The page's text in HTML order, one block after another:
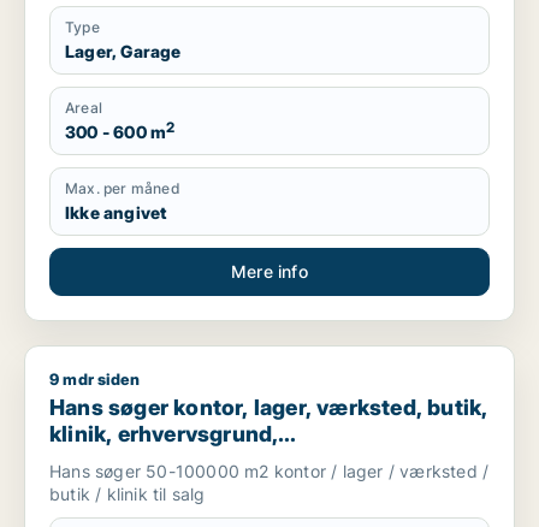
Type
Lager, Garage
Areal
300 - 600 m2
Max. per måned
Ikke angivet
Mere info
Hans søger kontor, lager, værksted, butik, klinik,
9 mdr siden
Hans søger kontor, lager, værksted, butik,
klinik, erhvervsgrund,
boligudlejningsejendom, hotel,
produktionslokaler eller garage til salg i
Region Sjælland
Hans søger 50-100000 m2 kontor / lager / værksted /
butik / klinik til salg